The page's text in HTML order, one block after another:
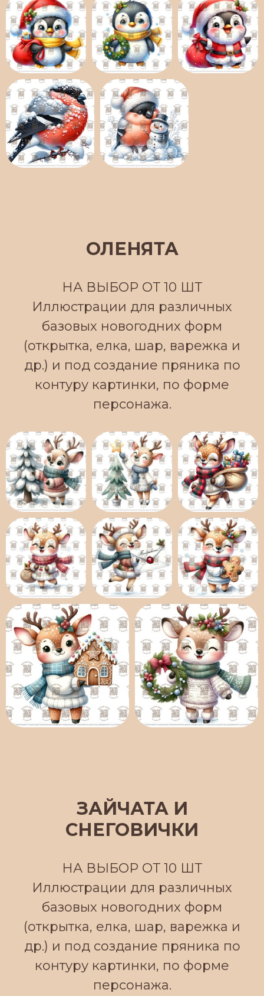
ОЛЕНЯТА
НА ВЫБОР ОТ 10 ШТ
Иллюстрации для различных
базовых новогодних форм
(открытка, елка, шар, варежка и
др.) и под создание пряника по
контуру картинки, по форме
персонажа.
ЗАЙЧАТА И
СНЕГОВИЧКИ
НА ВЫБОР ОТ 10 ШТ
Иллюстрации для различных
базовых новогодних форм
(открытка, елка, шар, варежка и
др.) и под создание пряника по
контуру картинки, по форме
персонажа.